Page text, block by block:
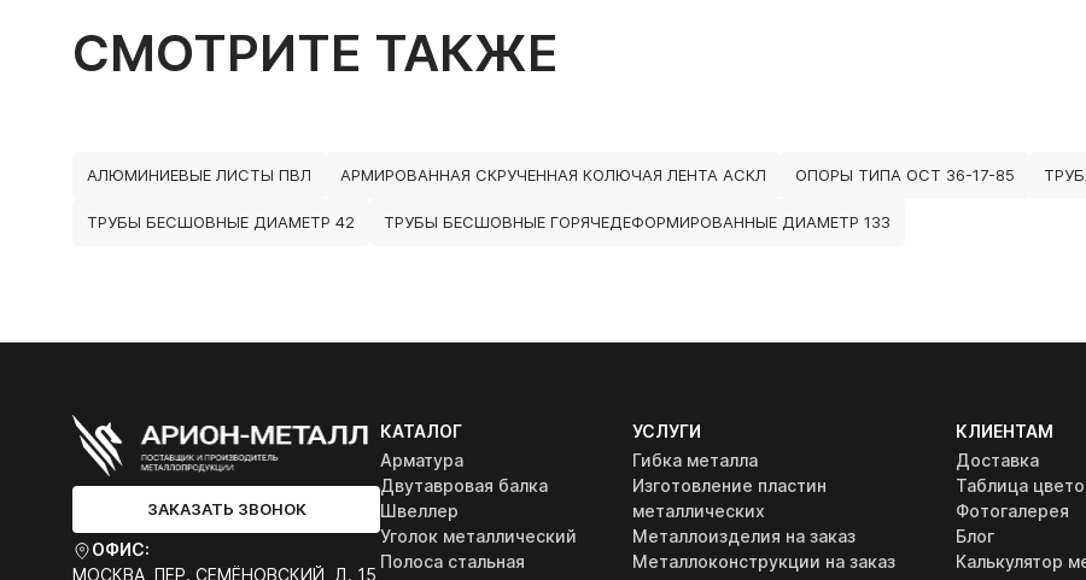
СМОТРИТЕ ТАКЖЕ
АЛЮМИНИЕВЫЕ ЛИСТЫ ПВЛ АРМИРОВАННАЯ СКРУЧЕННАЯ КОЛЮЧАЯ ЛЕНТА АСКЛ ОПОРЫ ТИПА ОСТ 36-17-85
ТРУБЫ БЕСШОВНЫЕ ДИАМЕТР 42 ТРУБЫ БЕСШОВНЫЕ ГОРЯЧЕДЕФОРМИРОВАННЫЕ ДИАМЕТР 133
ЗАКАЗАТЬ ЗВОНОК
ОФИС:
МОСКВА, ПЕР. СЕМЁНОВСКИЙ, Д. 15
КАТАЛОГ
Арматура
Двутавровая балка
Швеллер
Уголок металлический
Полоса стальная
УСЛУГИ
Гибка металла
Изготовление пластин
металлических
Металлоизделия на заказ
Металлоконструкции на заказ
КЛИЕНТАМ
Доставка
Таблица
Фотогалерея
Блог
Калькулятор